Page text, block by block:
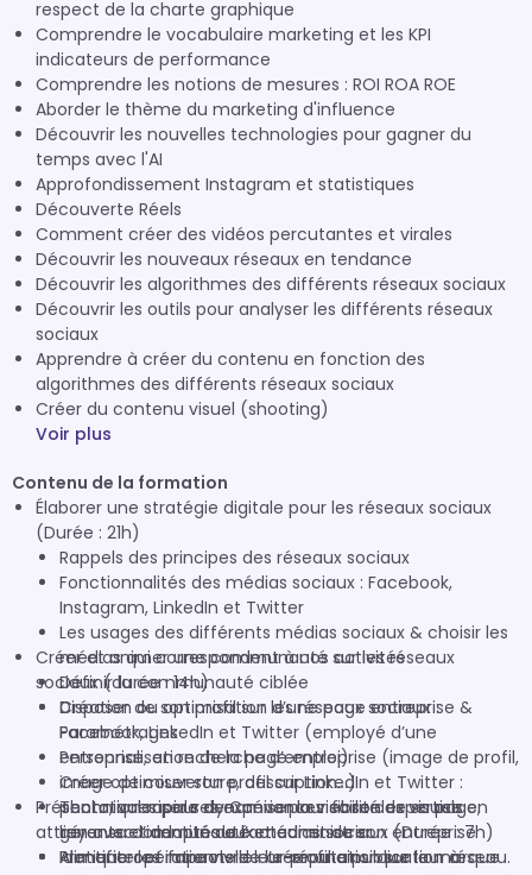
respect de la charte graphique
Comprendre le vocabulaire marketing et les KPI
indicateurs de performance
Comprendre les notions de mesures : ROI ROA ROE
Aborder le thème du marketing d'influence
Découvrir les nouvelles technologies pour gagner du
temps avec l'AI
Approfondissement Instagram et statistiques
Découverte Réels
Comment créer des vidéos percutantes et virales
Découvrir les nouveaux réseaux en tendance
Découvrir les algorithmes des différents réseaux sociaux
Découvrir les outils pour analyser les différents réseaux
sociaux
Apprendre à créer du contenu en fonction des
algorithmes des différents réseaux sociaux
Créer du contenu visuel (shooting)
Voir plus
Contenu de la formation
Élaborer une stratégie digitale pour les réseaux sociaux
(Durée : 21h)
Rappels des principes des réseaux sociaux
Fonctionnalités des médias sociaux : Facebook,
Instagram, LinkedIn et Twitter
Les usages des différents médias sociaux & choisir les
médias qui correspondent à nos activités
Définir la communauté ciblée
Création ou optimisation d’une page entreprise &
Paramétrages
Personnalisation de la page entreprise (image de profil,
image de couverture, description…)
Techniques pour dynamiser la visibilité de sa page,
gérer sa communauté et administrer
Identifier les impacts de l’e-réputation sur la marque
Créer et animer une communauté sur les réseaux
sociaux (durée : 14h)
Disposer de son profil sur les réseaux sociaux :
Facebook, LinkedIn et Twitter (employé d’une
entreprise, en recherche d’emploi)
Créer optimiser son profil sur LinkedIn et Twitter :
photo, valoriser ses expériences et son expertise en
lien avec l’identité de l’acteur et de son entreprise
Alimenter et faire vivre leur profil ainsi que leur réseau.
Présentation rapide de Canva pour faire des visuels
attrayants et adaptés aux médias sociaux (Durée : 7h)
Pratique opérationnelle : créer une publication à